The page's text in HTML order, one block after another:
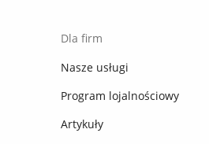
Dla firm
Nasze usługi
Program lojalnościowy
Artykuły